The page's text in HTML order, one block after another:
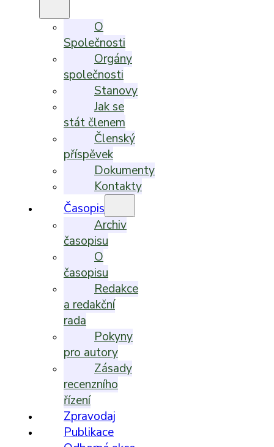
O
Společnosti
Orgány
společnosti
Stanovy
Jak se
stát členem
Členský
příspěvek
Dokumenty
Kontakty
Časopis
Archiv
časopisu
O
časopisu
Redakce
a redakční
rada
Pokyny
pro autory
Zásady
recenzního
řízení
Zpravodaj
Publikace